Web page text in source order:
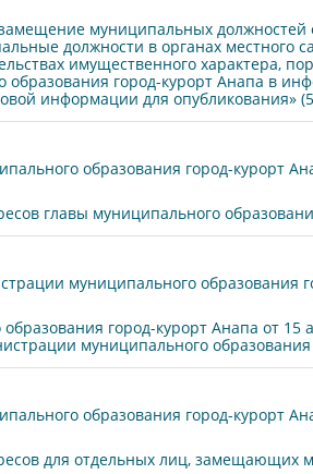
муниципальных должностей
должности в органах местного
имущественного характера,
город-курорт Анапа в
информации для опубликования»
образования город-курорт
главы муниципального
муниципального
город-курорт Анапа от
муниципального
образования город-курорт
для отдельных лиц, замещающих